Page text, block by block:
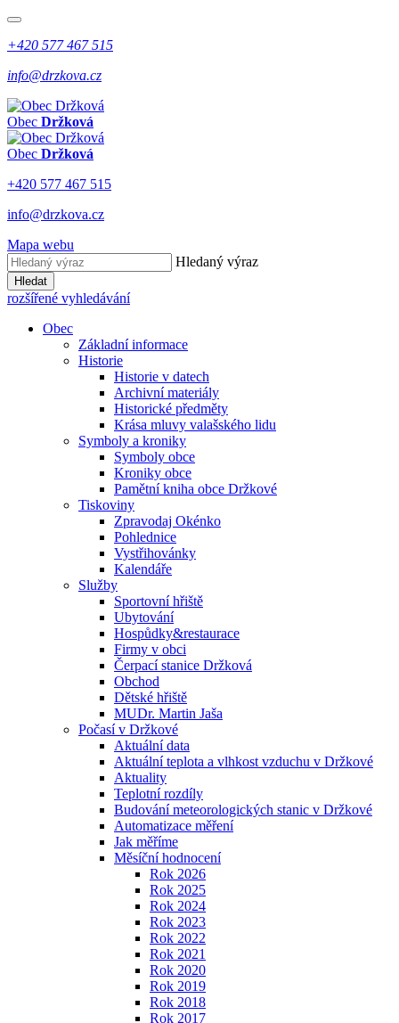
+420 577 467 515
info@drzkova.cz
Obec Držková
Obec Držková
+420 577 467 515
info@drzkova.cz
Mapa webu
Hledaný výraz
Hledat
rozšířené vyhledávání
Obec
Základní informace
Historie
Historie v datech
Archivní materiály
Historické předměty
Krása mluvy valašského lidu
Symboly a kroniky
Symboly obce
Kroniky obce
Pamětní kniha obce Držkové
Tiskoviny
Zpravodaj Okénko
Pohlednice
Vystřihovánky
Kalendáře
Služby
Sportovní hřiště
Ubytování
Hospůdky&restaurace
Firmy v obci
Čerpací stanice Držková
Obchod
Dětské hřiště
MUDr. Martin Jaša
Počasí v Držkové
Aktuální data
Aktuální teplota a vlhkost vzduchu v Držkové
Aktuality
Teplotní rozdíly
Budování meteorologických stanic v Držkové
Automatizace měření
Jak měříme
Měsíční hodnocení
Rok 2026
Rok 2025
Rok 2024
Rok 2023
Rok 2022
Rok 2021
Rok 2020
Rok 2019
Rok 2018
Rok 2017